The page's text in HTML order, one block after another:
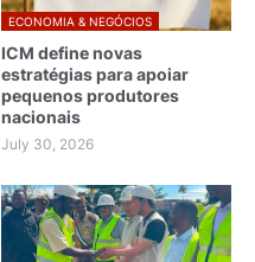
ECONOMIA & NEGÓCIOS
ICM define novas
estratégias para apoiar
pequenos produtores
nacionais
July 30, 2026